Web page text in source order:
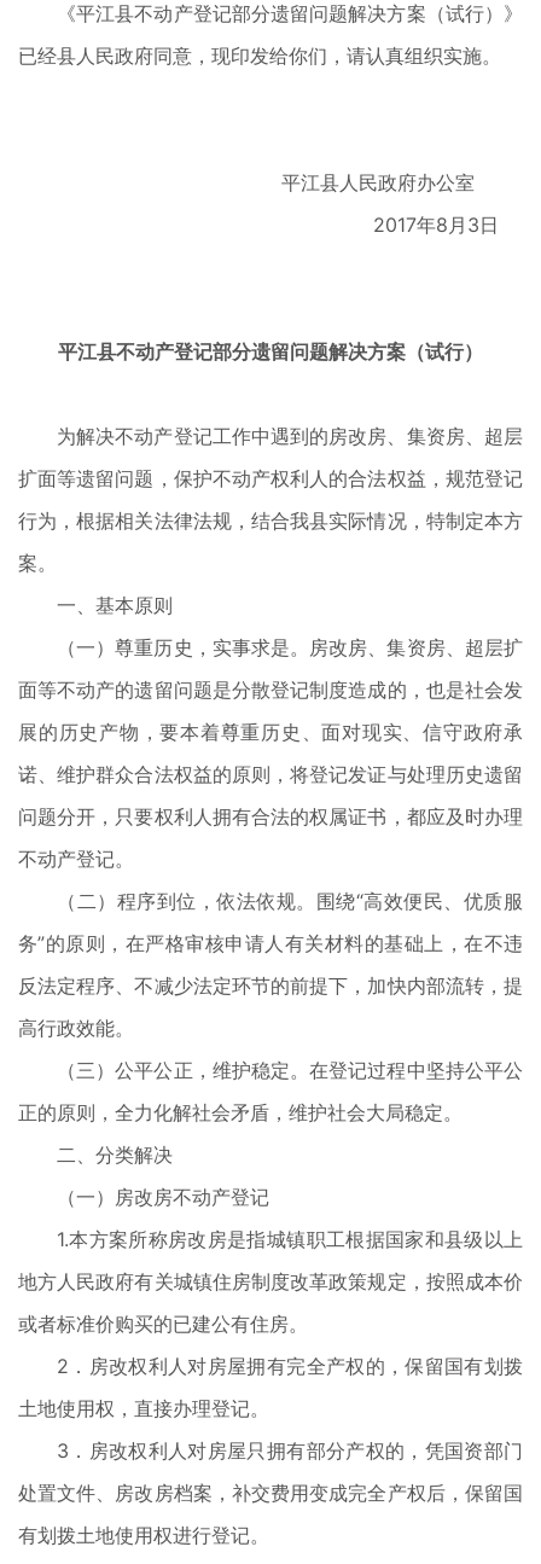
《平江县不动产登记部分遗留问题解决方案（试行）》
已经县人民政府同意，现印发给你们，请认真组织实施。
平江县人民政府办公室
2017年8月3日
平江县不动产登记部分遗留问题解决方案（试行）
为解决不动产登记工作中遇到的房改房、集资房、超层
扩面等遗留问题，保护不动产权利人的合法权益，规范登记
行为，根据相关法律法规，结合我县实际情况，特制定本方
案。
一、基本原则
（一）尊重历史，实事求是。房改房、集资房、超层扩
面等不动产的遗留问题是分散登记制度造成的，也是社会发
展的历史产物，要本着尊重历史、面对现实、信守政府承
诺、维护群众合法权益的原则，将登记发证与处理历史遗留
问题分开，只要权利人拥有合法的权属证书，都应及时办理
不动产登记。
（二）程序到位，依法依规。围绕“高效便民、优质服
务”的原则，在严格审核申请人有关材料的基础上，在不违
反法定程序、不减少法定环节的前提下，加快内部流转，提
高行政效能。
（三）公平公正，维护稳定。在登记过程中坚持公平公
正的原则，全力化解社会矛盾，维护社会大局稳定。
二、分类解决
（一）房改房不动产登记
1.本方案所称房改房是指城镇职工根据国家和县级以上
地方人民政府有关城镇住房制度改革政策规定，按照成本价
或者标准价购买的已建公有住房。
2．房改权利人对房屋拥有完全产权的，保留国有划拨
土地使用权，直接办理登记。
3．房改权利人对房屋只拥有部分产权的，凭国资部门
处置文件、房改房档案，补交费用变成完全产权后，保留国
有划拨土地使用权进行登记。